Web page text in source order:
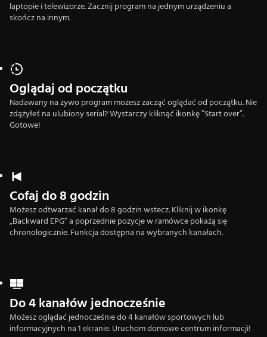
laptopie i telewizorze. Zacznij program na jednym urządzeniu a
skończ na innym.
Oglądaj od początku
Nadawany na żywo program możesz zacząć oglądać od początku. Nie
zdążyłeś na ulubiony serial? Wystarczy kliknąć ikonkę ”Start over”.
Gotowe!
Cofaj do 8 godzin
Możesz odtwarzać kanał do 8 godzin wstecz. Kliknij w ikonkę
„Backward EPG” a poprzednie pozycje w ramówce pokażą się
chronologicznie. Funkcja dostępna na wybranych kanałach.
Do 4 kanałów jednocześnie
Możesz oglądać jednocześnie do 4 kanałów sportowych lub
informacyjnych na 1 ekranie. Uruchom domowe centrum informacji!